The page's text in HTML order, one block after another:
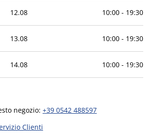
12.08 10:00- 19:30
13.08 10:00- 19:30
14.08 10:00- 19:30
negozio: +39 0542 488597
Clienti